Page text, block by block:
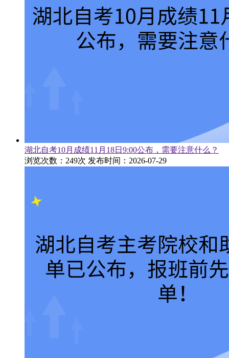
湖北自考10月成绩11月18日9:00公布，需要注意什么？
浏览次数：249次 发布时间：2026-07-29